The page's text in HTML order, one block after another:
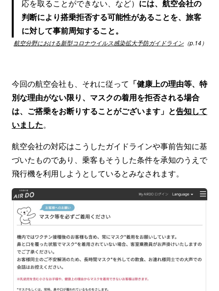
応を取ることができない、など） には、航空会社の
判断により搭乗拒否する可能性があることを、旅客
に対して事前周知すること。
航空分野における新型コロナウイルス感染拡大予防ガイドライン （p.14）
今回の航空会社も、それに従って 「健康上の理由等、特
別な理由がない限り、マスクの着用を拒否される場合
は、ご搭乗をお断りすることがございます」と告知して
いました。
航空会社の対応はこうしたガイドラインや事前告知に基
づいたものであり、乗客もそうした条件を承知のうえで
飛行機を利用しようとしているとみなされます。